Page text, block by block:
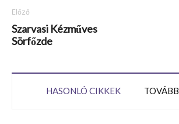
Előző
Szarvasi Kézműves
Sörfőzde
HASONLÓ CIKKEK